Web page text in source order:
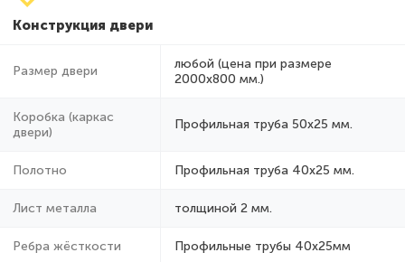
Конструкция двери
Размер двери
любой (цена при размере
2000x800 мм.)
Коробка (каркас
двери)
Профильная труба 50х25 мм.
Полотно Профильная труба 40х25 мм.
Лист металла толщиной 2 мм.
Ребра жёсткости Профильные трубы 40х25мм